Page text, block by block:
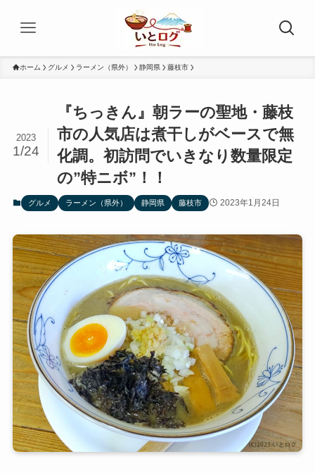
ホーム グルメ ラーメン（県外） 静岡県 藤枝市
『ちっきん』朝ラーの聖地・藤枝
市の人気店は煮干しがベースで無
化調。初訪問でいきなり数量限定
の”特ニボ”！！
2023
1/24
グルメ ラーメン（県外） 静岡県 藤枝市 2023年1月24日